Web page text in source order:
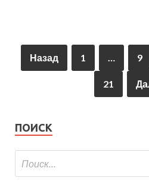
Назад 1 … 9
21
ПОИСК